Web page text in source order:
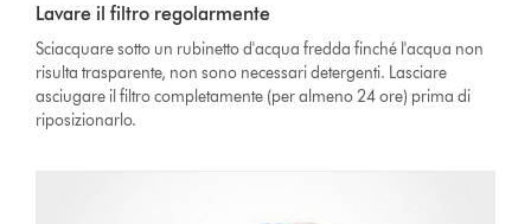
Lavare il filtro regolarmente
Sciacquare sotto un rubinetto d'acqua fredda finché l'acqua non
risulta trasparente, non sono necessari detergenti. Lasciare
asciugare il filtro completamente (per almeno 24 ore) prima di
riposizionarlo.